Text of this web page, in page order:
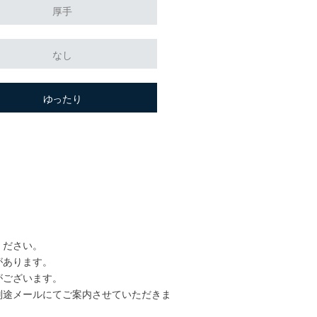
厚手
なし
ゆったり
さい。
ります。
ざいます。
メールにてご案内させていただきま